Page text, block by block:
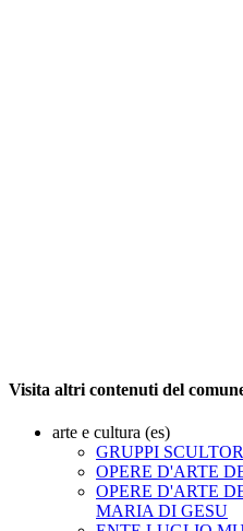
Visita altri contenuti del
arte e cultura (es)
GRUPPI
OPERE D'ARTE
OPERE D'ARTE
MARIA DI GESU